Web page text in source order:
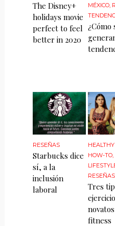
The Disney+
holidays movie
perfect to feel
better in 2020
MÉXICO,
¿Cómo
RESEÑAS
Starbucks dice
sí, a la
inclusión
laboral
HOW-TO,
RESEÑAS
Tres
fitness